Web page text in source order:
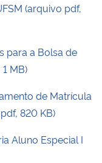
(arquivo pdf,
para a Bolsa de
MB)
de Matrícula
820 KB)
Aluno Especial I